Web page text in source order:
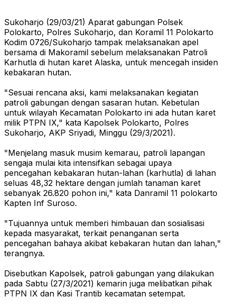
Sukoharjo (29/03/21) Aparat gabungan Polsek
Polokarto, Polres Sukoharjo, dan Koramil 11 Polokarto
Kodim 0726/Sukoharjo tampak melaksanakan apel
bersama di Makoramil sebelum melaksanakan Patroli
Karhutla di hutan karet Alaska, untuk mencegah insiden
kebakaran hutan.
"Sesuai rencana aksi, kami melaksanakan kegiatan
patroli gabungan dengan sasaran hutan. Kebetulan
untuk wilayah Kecamatan Polokarto ini ada hutan karet
milik PTPN IX," kata Kapolsek Polokarto, Polres
Sukoharjo, AKP Sriyadi, Minggu (29/3/2021).
"Menjelang masuk musim kemarau, patroli lapangan
sengaja mulai kita intensifkan sebagai upaya
pencegahan kebakaran hutan-lahan (karhutla) di lahan
seluas 48,32 hektare dengan jumlah tanaman karet
sebanyak 26.820 pohon ini," kata Danramil 11 polokarto
Kapten Inf Suroso.
"Tujuannya untuk memberi himbauan dan sosialisasi
kepada masyarakat, terkait penanganan serta
pencegahan bahaya akibat kebakaran hutan dan lahan,"
terangnya.
Disebutkan Kapolsek, patroli gabungan yang dilakukan
pada Sabtu (27/3/2021) kemarin juga melibatkan pihak
PTPN IX dan Kasi Trantib kecamatan setempat.